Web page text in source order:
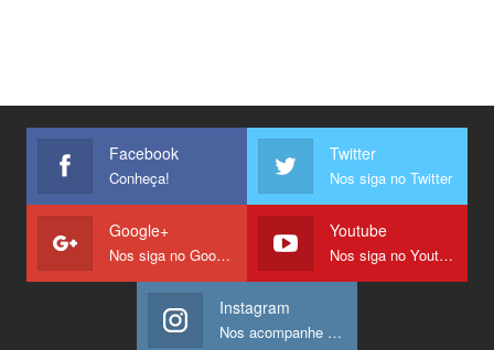
Facebook
Conheça!
Twitter
Nos siga no Twitter
Google+
Nos siga no Google +
Youtube
Nos siga no Youtube
Instagram
Nos acompanhe no Instagram